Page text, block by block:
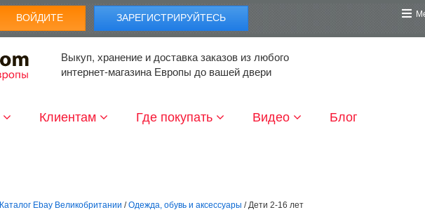
ВОЙДИТЕ ЗАРЕГИСТРИРУЙТЕСЬ
Выкуп, хранение и доставка заказов из любого
интернет-магазина Европы до вашей двери
Клиентам Где покупать Видео Блог
Каталог Ebay Великобритании /Одежда, обувь и аксессуары / Дети 2-16 лет